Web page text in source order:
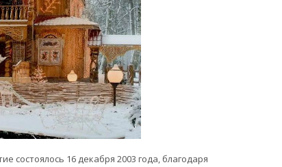
состоялось 16 декабря 2003 года, благодаря